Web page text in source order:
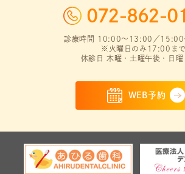
072-862-
診療時間 10:00～13:00／
※火曜日のみ17:00まで
休診日 木曜・土曜午後・日曜
WEB予約